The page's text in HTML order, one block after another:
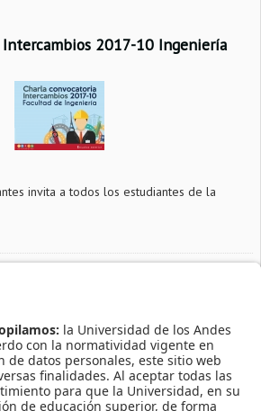
2017-10 Ingeniería
invita a todos los estudiantes de la